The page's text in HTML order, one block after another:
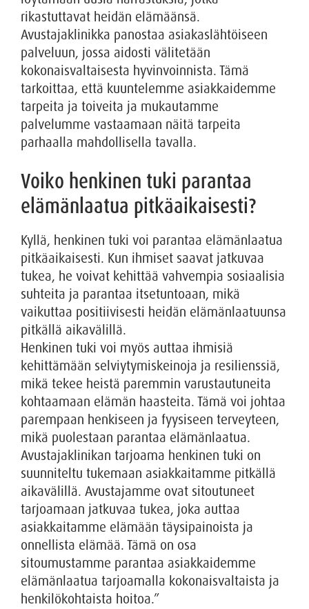
rikastuttavat heidän elämäänsä.
Avustajaklinikka panostaa asiakaslähtöiseen
palveluun, jossa aidosti välitetään
kokonaisvaltaisesta hyvinvoinnista. Tämä
tarkoittaa, että kuuntelemme asiakkaidemme
tarpeita ja toiveita ja mukautamme
palvelumme vastaamaan näitä tarpeita
parhaalla mahdollisella tavalla.
Voiko henkinen tuki parantaa
elämänlaatua pitkäaikaisesti?
Kyllä, henkinen tuki voi parantaa elämänlaatua
pitkäaikaisesti. Kun ihmiset saavat jatkuvaa
tukea, he voivat kehittää vahvempia sosiaalisia
suhteita ja parantaa itsetuntoaan, mikä
vaikuttaa positiivisesti heidän elämänlaatuunsa
pitkällä aikavälillä.
Henkinen tuki voi myös auttaa ihmisiä
kehittämään selviytymiskeinoja ja resilienssiä,
mikä tekee heistä paremmin varustautuneita
kohtaamaan elämän haasteita. Tämä voi johtaa
parempaan henkiseen ja fyysiseen terveyteen,
mikä puolestaan parantaa elämänlaatua.
Avustajaklinikan tarjoama henkinen tuki on
suunniteltu tukemaan asiakkaitamme pitkällä
aikavälillä. Avustajamme ovat sitoutuneet
tarjoamaan jatkuvaa tukea, joka auttaa
asiakkaitamme elämään täysipainoista ja
onnellista elämää. Tämä on osa
sitoumustamme parantaa asiakkaidemme
elämänlaatua tarjoamalla kokonaisvaltaista ja
henkilökohtaista hoitoa.”